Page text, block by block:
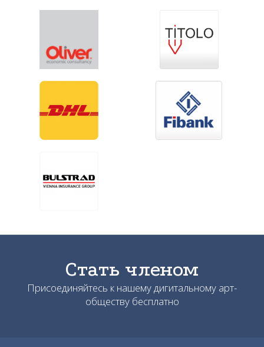
Стать членом
Присоединяйтесь к нашему дигитальному арт-
обществу бесплатно